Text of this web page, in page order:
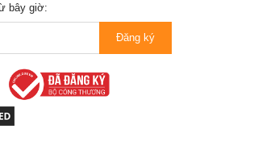
bây giờ:
Đăng ký